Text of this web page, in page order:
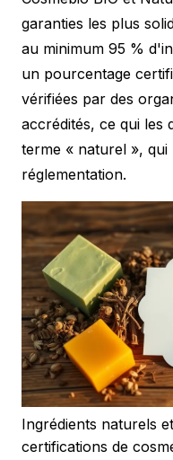
garanties les plus
au minimum 95 %
un pourcentage
vérifiées par des
accrédités, ce qui les
terme « naturel »,
réglementation.
Ingrédients naturels
certifications de